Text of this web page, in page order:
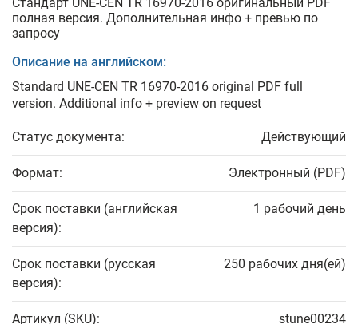
полная версия. Дополнительная инфо + превью по
запросу
Описание на английском:
Standard UNE-CEN TR 16970-2016 original PDF full
version. Additional info + preview on request
Статус документа: Действующий
Формат: Электронный (PDF)
Срок поставки (английская
версия):
1 рабочий день
Срок поставки (русская
версия):
250 рабочих дня(ей)
Артикул (SKU): stune00234